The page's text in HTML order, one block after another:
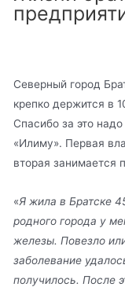
Северный город
крепко держится в
Спасибо за это
«Илиму». Первая
вторая занимается
«Я жила в Братске
родного города у
железы. Повезло
заболевание
получилось. После